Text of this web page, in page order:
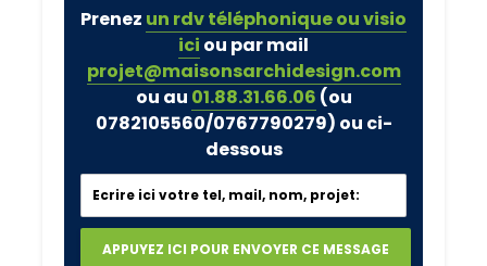
Prenez un rdv téléphonique ou visio
ici ou par mail
projet@maisonsarchidesign.com
ou au 01.88.31.66.06 (ou
0782105560/0767790279) ou ci-
dessous